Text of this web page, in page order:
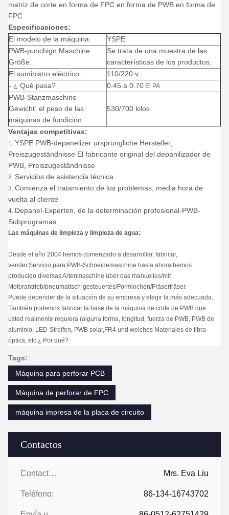
Contactos
Contactos: Mrs. Eva Liu
Teléfono: 86-134-16743702
matriz de corte en forma de FPC en forma de PWB en forma de
FPC
Especificaciones:
El modelo de la máquina:
YSPE
PWB-punchign Maschine
Größe:
Se trata de una muestra de las
características de los productos.
El suministro eléctrico:
110/220 v
- ¿ Qué pasa?
0.45 a 0.70 El PA
PWB-Stanzmaschine-
Gewicht: el peso de las
máquinas de fundición
530/700 kilos
Ventajas competitivas:
1. YSPE PWB-depanelizer ursprüngliche Hersteller,
Preiszugeständnisse El fabricante original del depanilizador de
PWB, Preiszugeständnisse
2. Servicios de asistencia técnica
3. Comienza el tratamiento de los problemas, media hora de
vuelta al cliente
4. Depanel-Experten, de la determinación profesional-PWB-
Subprogramas
Las máquinas de limpieza y limpieza de agua:
Desde el año 2004 hemos comenzado a desarrollar, fabricar,
vender,Servicio para PWB-Schneidemaschine hasta ahora hemos
producido diversas Artenmaschine über das manuelles/mit
Motorantrieb/pneumatisch-gesteuertes/Formlochen/Fräserfräser.
Puede depender de la situación de su empresa y elegir la más adecuada.
También podemos fabricar la base de la máquina de corte de PWB que
usted realmente requiera (alguna forma, longitud, fuerza de PWB, PWB de
aluminio, LED-Streifen, PWB solar,FR4 und weiches Materiales de fibra
óptica, etc.¿ Por qué?
Tags:
Máquina para perforar PCB
Máquina de perforar de FPC
máquina impresa de la placa de circuito